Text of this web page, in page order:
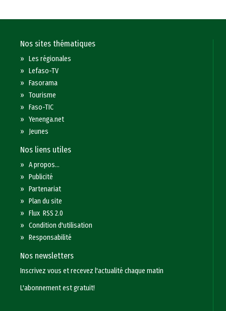
Nos sites thématiques
»Les régionales
»Lefaso-TV
»Fasorama
»Tourisme
»Faso-TIC
»Yenenga.net
» Jeunes
Nos liens utiles
»A propos...
»Publicité
»Partenariat
»Plan du site
»Flux RSS 2.0
»Condition d'utilisation
»Responsabilité
Nos newsletters
Inscrivez vous et recevez l'actualité chaque matin
L'abonnement est gratuit!